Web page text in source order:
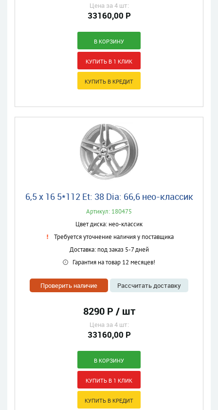
Цена за 4 шт:
33160,00 Р
6,5 x 16 5*112 Et: 38 Dia: 66,6 нео-классик
Артикул: 180475
Цвет диска: нео-классик
Требуется уточнение наличия у поставщика
Доставка: под заказ 5-7 дней
Гарантия на товар 12 месяцев!
Проверить наличие Рассчитать доставку
8290 Р / шт
Цена за 4 шт:
33160,00 Р